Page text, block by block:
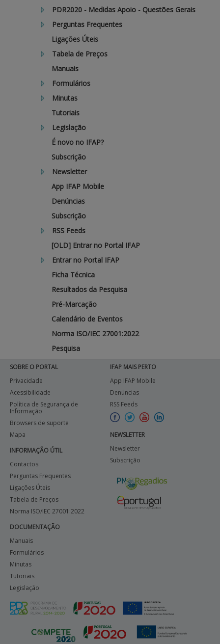
PDR2020 - Medidas Apoio - Questões Gerais
Perguntas Frequentes
Ligações Úteis
Tabela de Preços
Manuais
Formulários
Minutas
Tutoriais
Legislação
É novo no IFAP?
Subscrição
Newsletter
App IFAP Mobile
Denúncias
Subscrição
RSS Feeds
[OLD] Entrar no Portal IFAP
Entrar no Portal IFAP
Ficha Técnica
Resultados da Pesquisa
Pré-Marcação
Calendário de Eventos
Norma ISO/IEC 27001:2022
Pesquisa
SOBRE O PORTAL
Privacidade
Acessibilidade
Política de Segurança de
Informação
Browsers de suporte
Mapa
INFORMAÇÃO ÚTIL
Contactos
Perguntas Frequentes
Ligações Úteis
Tabela de Preços
Norma ISO/IEC 27001:2022
DOCUMENTAÇÃO
Manuais
Formulários
Minutas
Tutoriais
Legislação
IFAP MAIS PERTO
App IFAP Mobile
Denúncias
RSS Feeds
NEWSLETTER
Newsletter
Subscrição